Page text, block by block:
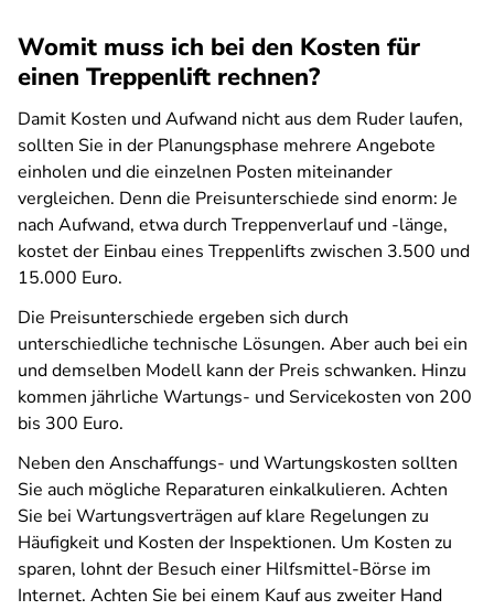
Womit muss ich bei den Kosten für
einen Treppenlift rechnen?
Damit Kosten und Aufwand nicht aus dem Ruder laufen,
sollten Sie in der Planungsphase mehrere Angebote
einholen und die einzelnen Posten miteinander
vergleichen. Denn die Preisunterschiede sind enorm: Je
nach Aufwand, etwa durch Treppenverlauf und -länge,
kostet der Einbau eines Treppenlifts zwischen 3.500 und
15.000 Euro.
Die Preisunterschiede ergeben sich durch
unterschiedliche technische Lösungen. Aber auch bei ein
und demselben Modell kann der Preis schwanken. Hinzu
kommen jährliche Wartungs- und Servicekosten von 200
bis 300 Euro.
Neben den Anschaffungs- und Wartungskosten sollten
Sie auch mögliche Reparaturen einkalkulieren. Achten
Sie bei Wartungsverträgen auf klare Regelungen zu
Häufigkeit und Kosten der Inspektionen. Um Kosten zu
sparen, lohnt der Besuch einer Hilfsmittel-Börse im
Internet. Achten Sie bei einem Kauf aus zweiter Hand